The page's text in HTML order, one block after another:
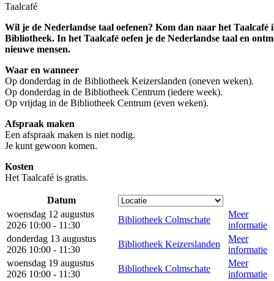
Taalcafé
Wil je de Nederlandse taal oefenen? Kom dan naar het Taalcafé
Bibliotheek. In het Taalcafé oefen je de Nederlandse taal en
nieuwe mensen.
Waar en wanneer
Op donderdag in de Bibliotheek Keizerslanden (oneven weken).
Op donderdag in de Bibliotheek Centrum (iedere week).
Op vrijdag in de Bibliotheek Centrum (even weken).
Afspraak maken
Een afspraak maken is niet nodig.
Je kunt gewoon komen.
Kosten
Het Taalcafé is gratis.
Datum
woensdag 12 augustus
2026 10:00 - 11:30
Bibliotheek Colmschate
Meer
informatie
donderdag 13 augustus
2026 10:00 - 11:30
Bibliotheek Keizerslanden
Meer
informatie
woensdag 19 augustus
2026 10:00 - 11:30
Bibliotheek Colmschate
Meer
informatie